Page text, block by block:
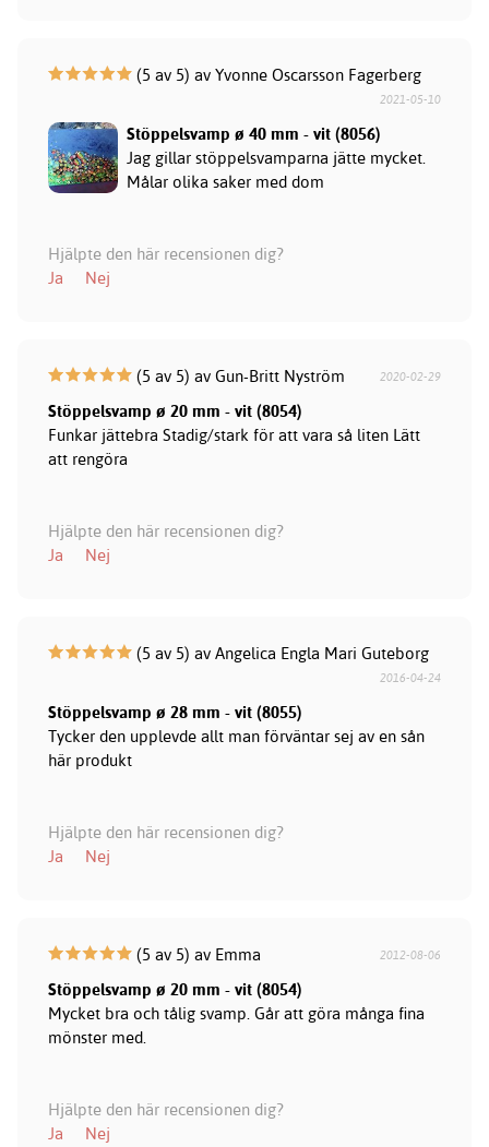
(5 av 5) av Yvonne Oscarsson Fagerberg
2021-05-10
Stöppelsvamp ø 40 mm - vit (8056)
Jag gillar stöppelsvamparna jätte mycket.
Målar olika saker med dom
Hjälpte den här recensionen dig?
Ja
Nej
(5 av 5) av Gun-Britt Nyström 2020-02-29
Stöppelsvamp ø 20 mm - vit (8054)
Funkar jättebra Stadig/stark för att vara så liten Lätt
att rengöra
Hjälpte den här recensionen dig?
Ja
Nej
(5 av 5) av Angelica Engla Mari Guteborg
2016-04-24
Stöppelsvamp ø 28 mm - vit (8055)
Tycker den upplevde allt man förväntar sej av en sån
här produkt
Hjälpte den här recensionen dig?
Ja
Nej
(5 av 5) av Emma 2012-08-06
Stöppelsvamp ø 20 mm - vit (8054)
Mycket bra och tålig svamp. Går att göra många fina
mönster med.
Hjälpte den här recensionen dig?
Ja
Nej